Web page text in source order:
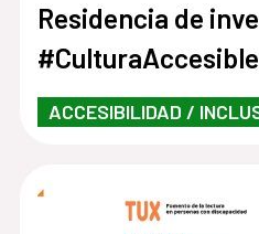
Residencia de
#CulturaAccesible
ACCESIBILIDAD /